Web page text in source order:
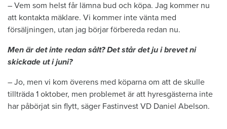
– Vem som helst får lämna bud och köpa. Jag kommer nu
att kontakta mäklare. Vi kommer inte vänta med
försäljningen, utan jag börjar förbereda redan nu.
Men är det inte redan sålt? Det står det ju i brevet ni
skickade ut i juni?
– Jo, men vi kom överens med köparna om att de skulle
tillträda 1 oktober, men problemet är att hyresgästerna inte
har påbörjat sin flytt, säger Fastinvest VD Daniel Abelson.